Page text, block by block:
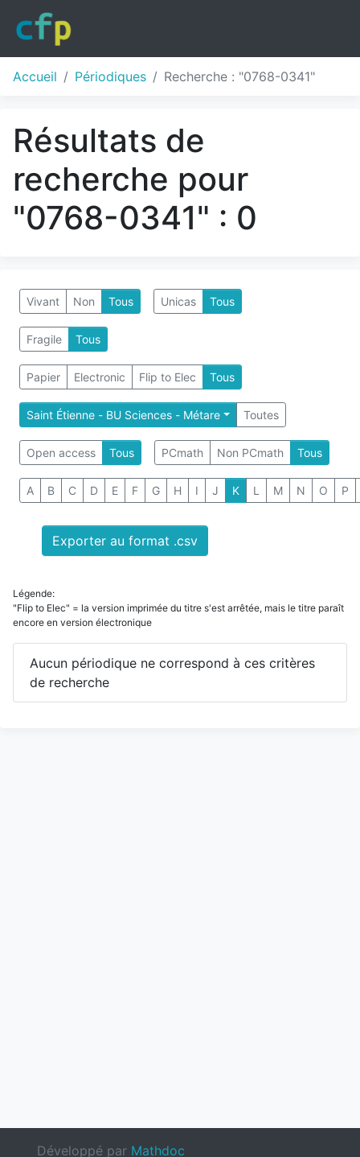
Accueil Périodiques Recherche : "0768-0341"
Résultats de
recherche pour
"0768-0341" : 0
Vivant Non Tous Unicas Tous
Fragile Tous
Papier Electronic Flip to Elec Tous
Saint Étienne - BU Sciences - Métare Toutes
Open access Tous PCmath Non PCmath Tous
A B C D E F G H I J K L M N O P
Exporter au format .csv
Légende:
"Flip to Elec" = la version imprimée du titre s'est arrêtée, mais le titre paraît
encore en version électronique
Aucun périodique ne correspond à ces critères
de recherche
Développé par Mathdoc